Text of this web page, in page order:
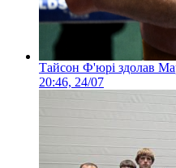
Тайсон Ф'юрі здолав
20:46, 24/07